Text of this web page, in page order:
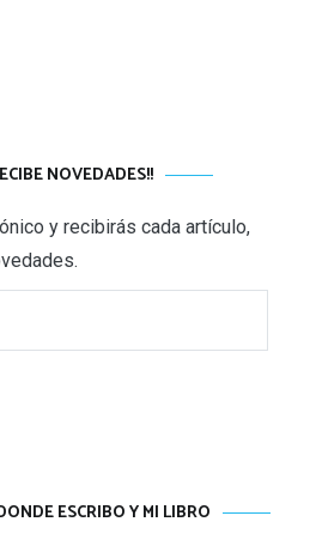
NOVEDADES!!
y recibirás cada artículo,
ESCRIBO Y MI LIBRO